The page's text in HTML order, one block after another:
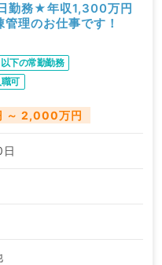
勤務★年収1,300万円
理のお仕事です！
下の常勤勤務
可
～ 2,000万円